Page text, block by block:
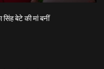
सिंह बेटे की मां बनीं